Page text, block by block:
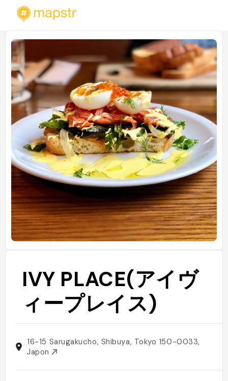
IVY PLACE(アイヴ
ィープレイス)
16-15 Sarugakucho, Shibuya, Tokyo 150-0033,
Japon